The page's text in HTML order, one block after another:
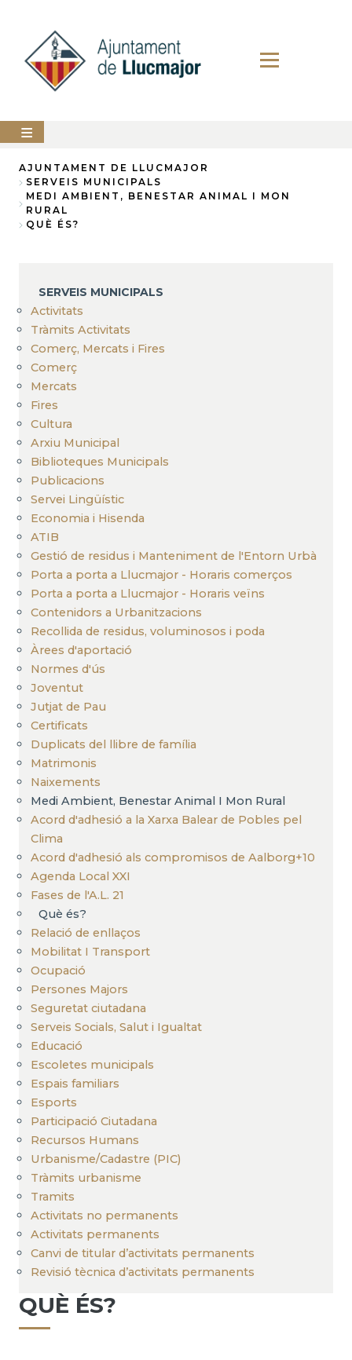
AJUNTAMENT
LLUCMAJOR
SERVEIS
DEL
CONTRACTANT
ANUNCIS
Breadcrumb
AJUNTAMENT DE LLUCMAJOR
SERVEIS MUNICIPALS
MEDI AMBIENT, BENESTAR ANIMAL I MON
RURAL
QUÈ ÉS?
SERVEIS MUNICIPALS
Activitats
Tràmits Activitats
Comerç, Mercats i Fires
Comerç
Mercats
Fires
Cultura
Arxiu Municipal
Biblioteques Municipals
Publicacions
Servei Lingüístic
Economia i Hisenda
ATIB
Gestió de residus i Manteniment de l'Entorn Urbà
Porta a porta a Llucmajor - Horaris comerços
Porta a porta a Llucmajor - Horaris veïns
Contenidors a Urbanitzacions
Recollida de residus, voluminosos i poda
Àrees d'aportació
Normes d'ús
Joventut
Jutjat de Pau
Certificats
Duplicats del llibre de família
Matrimonis
Naixements
Medi Ambient, Benestar Animal I Mon Rural
Acord d'adhesió a la Xarxa Balear de Pobles pel
Clima
Acord d'adhesió als compromisos de Aalborg+10
Agenda Local XXI
Fases de l'A.L. 21
Què és?
Relació de enllaços
Mobilitat I Transport
Ocupació
Persones Majors
Seguretat ciutadana
Serveis Socials, Salut i Igualtat
Educació
Escoletes municipals
Espais familiars
Esports
Participació Ciutadana
Recursos Humans
Urbanisme/Cadastre (PIC)
Tràmits urbanisme
Tramits
Activitats no permanents
Activitats permanents
Canvi de titular d’activitats permanents
Revisió tècnica d’activitats permanents
QUÈ ÉS?